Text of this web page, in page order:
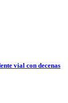
vial con decenas